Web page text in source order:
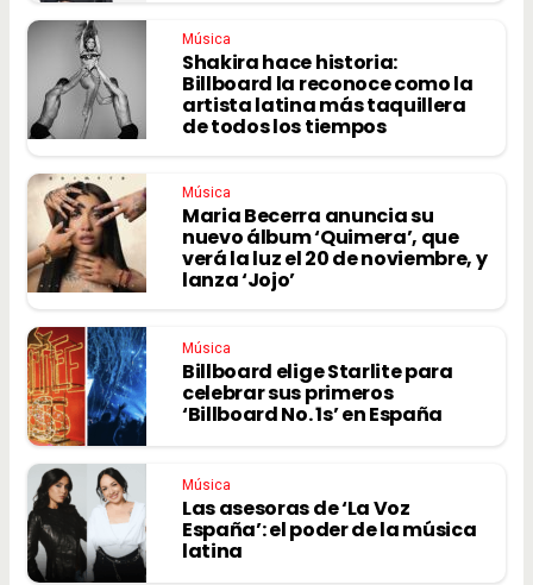
Música
Shakira hace historia:
Billboard la reconoce como la
artista latina más taquillera
de todos los tiempos
Música
Maria Becerra anuncia su
nuevo álbum ‘Quimera’, que
verá la luz el 20 de noviembre, y
lanza ‘Jojo’
Música
Billboard elige Starlite para
celebrar sus primeros
‘Billboard No. 1s’ en España
Música
Las asesoras de ‘La Voz
España’: el poder de la música
latina